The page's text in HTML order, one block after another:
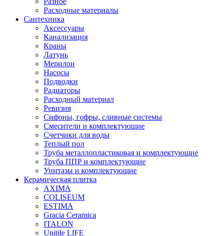
Расходные материалы
Сантехника
Аксессуары
Канализация
Краны
Латунь
Мерилон
Насосы
Подводки
Радиаторы
Расходный материал
Ревизия
Сифоны, гофры, сливные системы
Смесители и комплектующие
Счетчики для воды
Теплый пол
Труба металлопластиковая и комплектующие
Труба ППР и комплектующие
Унитазы и комплектующие
Керамическая плитка
AXIMA
COLISEUM
ESTIMA
Gracia Ceramica
ITALON
Unitile LIFE